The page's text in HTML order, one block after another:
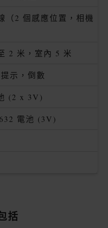
（2 個感應位置，相機
2 米，室內 5 米
示，倒數
(2 x 3V)
電池 (3V)
括